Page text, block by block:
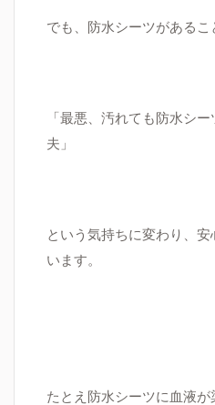
でも、防水シーツがあるこ
「最悪、汚れても防水シ
夫」
という気持ちに変わり、
います。
たとえ防水シーツに血液